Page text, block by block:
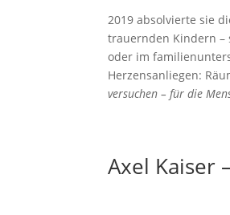
2019 absolvierte sie
trauernden Kindern –
oder im
Herzensanliegen:
versuchen – für die
Axel Kaiser